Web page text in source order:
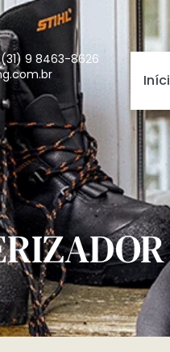
(31) 9 8463-8626